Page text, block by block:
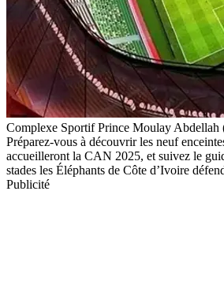
Complexe Sportif Prince Moulay Abdellah
Préparez-vous à découvrir les neuf
accueilleront la CAN 2025, et suivez le
stades les Éléphants de Côte d’Ivoire
Publicité